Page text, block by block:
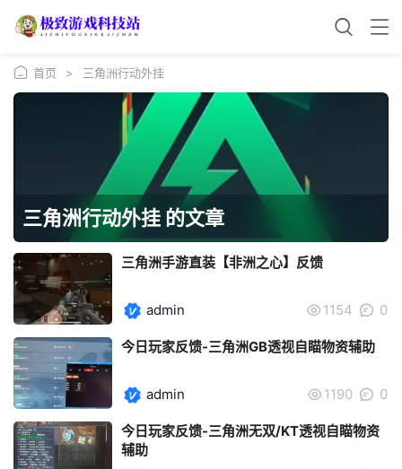
首页 > 三角洲行动外挂
三角洲行动外挂 的文章
三角洲手游直装【非洲之心】反馈
admin 1154 0
今日玩家反馈-三角洲GB透视自瞄物资辅助
admin 1190 0
今日玩家反馈-三角洲无双/KT透视自瞄物资
辅助